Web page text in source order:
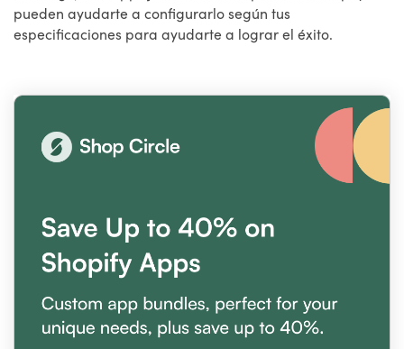
pueden ayudarte a configurarlo según tus
especificaciones para ayudarte a lograr el éxito.